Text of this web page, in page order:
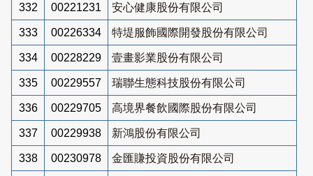
332 00221231 安心健康股份有限公司
333 00226334 特堤服飾國際開發股份有限公司
334 00228229 壹畫影業股份有限公司
335 00229557 瑞聯生態科技股份有限公司
336 00229705 高境界餐飲國際股份有限公司
337 00229938 新鴻股份有限公司
338 00230978 金匯賺投資股份有限公司